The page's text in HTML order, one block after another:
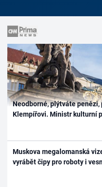
Neodborné, plýtváte
Klempířovi. Ministr kulturní
Muskova megalomanská
vyrábět čipy pro roboty i